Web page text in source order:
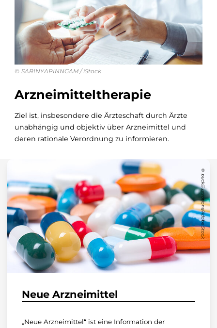
Arzneimitteltherapie
Ziel ist, insbesondere die Ärzteschaft durch Ärzte
unabhängig und objektiv über Arzneimittel und
deren rationale Verordnung zu informieren.
SARINYAPINNGAM / iStock
puckillustrations/Adobe Stock
Neue Arzneimittel
„Neue Arzneimittel“ ist eine Information der